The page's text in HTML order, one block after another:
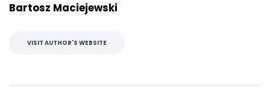
Bartosz Maciejewski
VISIT AUTHOR'S WEBSITE